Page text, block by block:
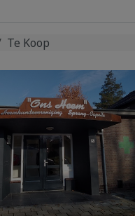
Te Koop